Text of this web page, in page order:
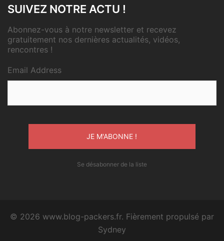
SUIVEZ NOTRE ACTU !
Abonnez-vous à notre newsletter et recevez
gratuitement nos dernières actualités, vidéos,
rencontres !
Email Address
Se désabonner de la liste
© 2026 www.blog-packers.fr. Fièrement propulsé par
Sydney